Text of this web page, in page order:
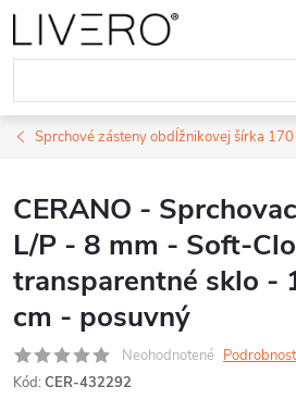
Prejsť
na
obsah
Sprchové zásteny obdĺžnikovej šírka
CERANO -
L/P - 8 mm - Soft-
transparentné sklo -
cm - posuvný
Neohodnotené
Kód: CER-432292